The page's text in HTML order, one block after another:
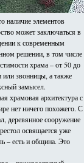
наличие элементов
может заключаться в
к современным
решении, в том числе
храма – от 50 до
или звонницы, а также
замысел.
храмовая архитектура с
нет ничего похожего. С
деревянное сооружение
освящается уже
– есть и община. Это